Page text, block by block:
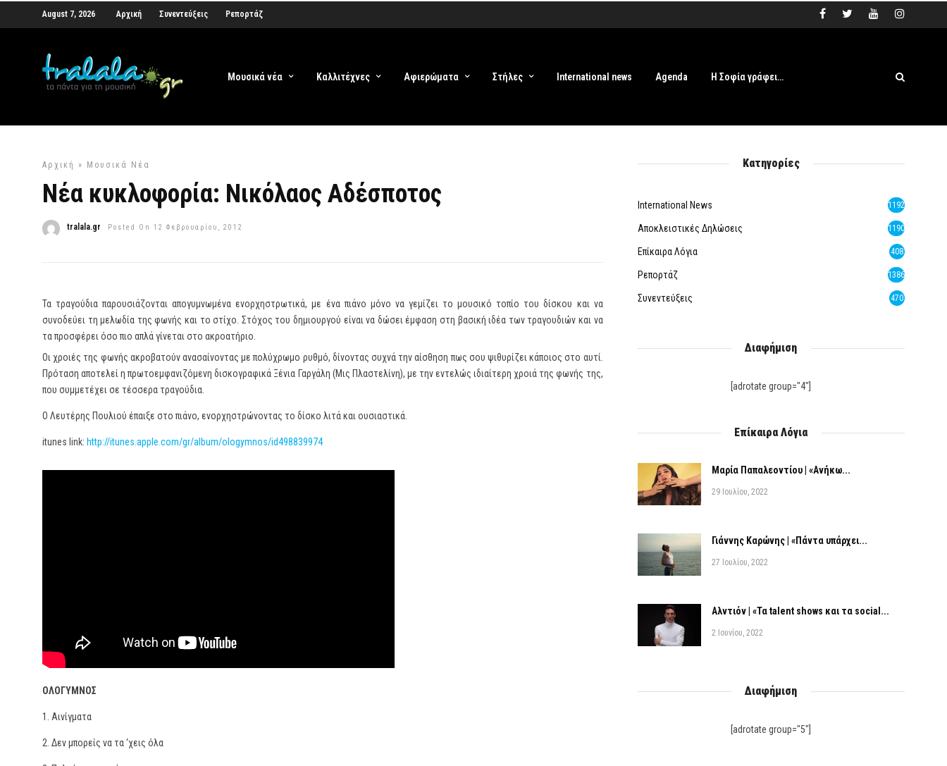
August 7, 2026 Αρχική Συνεντεύξεις Ρεπορτάζ
Μουσικά νέα Καλλιτέχνες Αφιερώματα Στήλες International news Agenda Η Σοφία γράφει…
Αρχική » Μουσικά Νέα
Νέα κυκλοφορία: Νικόλαος Αδέσποτος
tralala.gr Posted On 12 Φεβρουαρίου, 2012
Τα τραγούδια παρουσιάζονται απογυμνωμένα ενορχηστρωτικά, με ένα πιάνο μόνο να γεμίζει το μουσικό τοπίο του δίσκου και να
συνοδεύει τη μελωδία της φωνής και το στίχο. Στόχος του δημιουργού είναι να δώσει έμφαση στη βασική ιδέα των τραγουδιών και να
τα προσφέρει όσο πιο απλά γίνεται στο ακροατήριο.
Οι χροιές της φωνής ακροβατούν ανασαίνοντας με πολύχρωμο ρυθμό, δίνοντας συχνά την αίσθηση πως σου ψιθυρίζει κάποιος στο αυτί.
Πρόταση αποτελεί η πρωτοεμφανιζόμενη δισκογραφικά Ξένια Γαργάλη (Μις Πλαστελίνη), με την εντελώς ιδιαίτερη χροιά της φωνής της,
που συμμετέχει σε τέσσερα τραγούδια.
Ο Λευτέρης Πουλιού έπαιξε στο πιάνο, ενορχηστρώνοντας το δίσκο λιτά και ουσιαστικά.
itunes link: http://itunes.apple.com/gr/album/ologymnos/id498839974
ΟΛΟΓΥΜΝΟΣ
1. Αινίγματα
2. Δεν μπορείς να τα ‘χεις όλα
Κατηγορίες
International News 1192
Αποκλειστικές Δηλώσεις 1190
Επίκαιρα Λόγια 408
Ρεπορτάζ 1386
Συνεντεύξεις 470
Διαφήμιση
[adrotate group="4"]
Επίκαιρα Λόγια
Μαρία Παπαλεοντίου | «Ανήκω...
29 Ιουλίου, 2022
Γιάννης Καρώνης | «Πάντα υπάρχει...
27 Ιουλίου, 2022
Αλντιόν | «Τα talent shows και τα social...
2 Ιουνίου, 2022
Διαφήμιση
[adrotate group="5"]